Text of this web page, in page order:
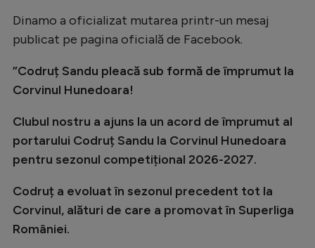
Tenis
Natație
Gimnastică
Auto
Rugby
Ciclism
Dinamo a oficializat mutarea printr-un mesaj
publicat pe pagina oficială de Facebook.
”Codruț Sandu pleacă sub formă de împrumut la
Corvinul Hunedoara!
Clubul nostru a ajuns la un acord de împrumut al
portarului Codruț Sandu la Corvinul Hunedoara
pentru sezonul competițional 2026-2027.
Codruț a evoluat în sezonul precedent tot la
Corvinul, alături de care a promovat în Superliga
României.